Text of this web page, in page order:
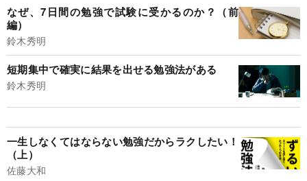
なぜ、7日間の勉強で試験に受かるのか？（前
編）
鈴木秀明
短期集中で確実に結果を出せる勉強法がある
鈴木秀明
一生しなくてはならない勉強だからラクしたい！
（上）
佐藤大和